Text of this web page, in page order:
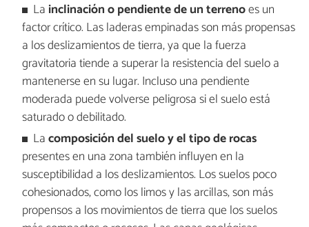
La inclinación o pendiente de un terrenoes un
factor crítico. Las laderas empinadas son más propensas
a los deslizamientos de tierra, ya que la fuerza
gravitatoria tiende a superar la resistencia del suelo a
mantenerse en su lugar. Incluso una pendiente
moderada puede volverse peligrosa si el suelo está
saturado o debilitado.
Lacomposición del suelo y el tipo de rocas
presentes en una zona también influyen en la
susceptibilidad a los deslizamientos. Los suelos poco
cohesionados, como los limos y las arcillas, son más
propensos a los movimientos de tierra que los suelos